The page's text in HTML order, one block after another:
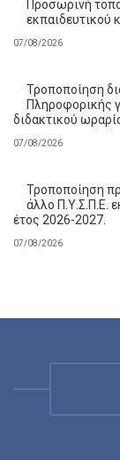
Προσωρινή
εκπαιδευτικού
07/08/2026
Τροποποίηση
Πληροφορικής
διδακτικού
07/08/2026
Τροποποίηση
άλλο Π.Υ.Σ.Π.Ε.
έτος 2026-2027.
07/08/2026